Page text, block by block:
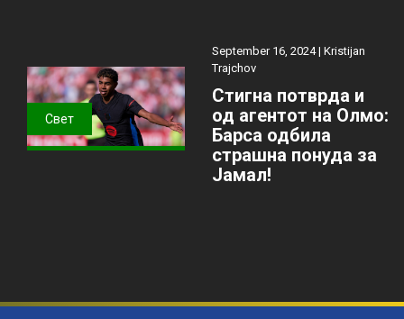
Свет
September 16, 2024 | Kristijan
Trajchov
Стигна потврда и
од агентот на Олмо:
Барса одбила
страшна понуда за
Јамал!